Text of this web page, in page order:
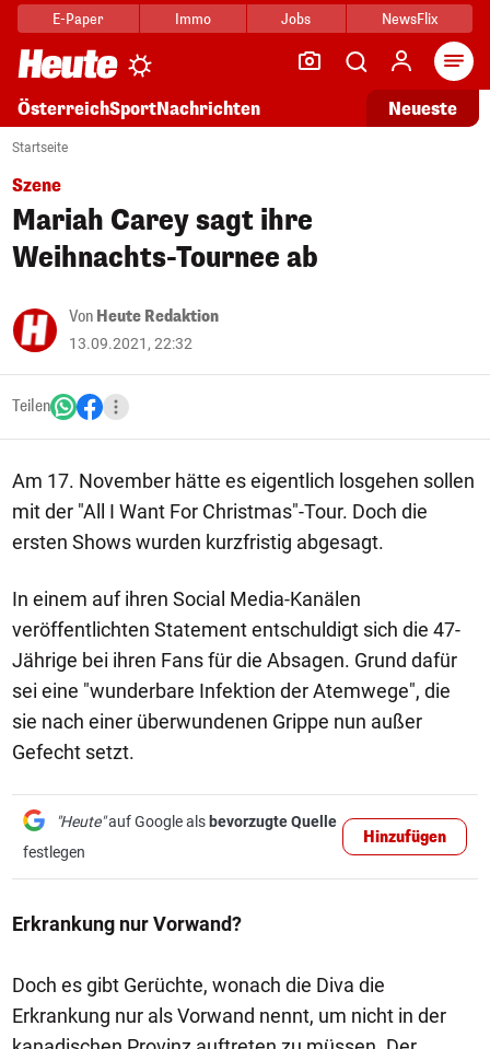
E-Paper Immo Jobs NewsFlix
ÖsterreichSportNachrichten Neueste
Startseite
Szene
Mariah Carey sagt ihre
Weihnachts-Tournee ab
Von Heute Redaktion
13.09.2021, 22:32
Teilen
Am 17. November hätte es eigentlich losgehen sollen
mit der "All I Want For Christmas"-Tour. Doch die
ersten Shows wurden kurzfristig abgesagt.
In einem auf ihren Social Media-Kanälen
veröffentlichten Statement entschuldigt sich die 47-
Jährige bei ihren Fans für die Absagen. Grund dafür
sei eine "wunderbare Infektion der Atemwege", die
sie nach einer überwundenen Grippe nun außer
Gefecht setzt.
"Heute"auf Google als bevorzugte Quelle
festlegen
Hinzufügen
Erkrankung nur Vorwand?
Doch es gibt Gerüchte, wonach die Diva die
Erkrankung nur als Vorwand nennt, um nicht in der